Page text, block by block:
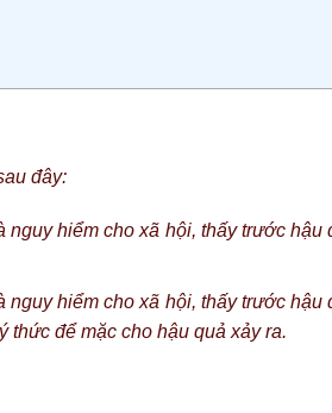
đây:
hiểm cho xã hội, thấy trước hậu
hiểm cho xã hội, thấy trước hậu
thức để mặc cho hậu quả xảy ra.